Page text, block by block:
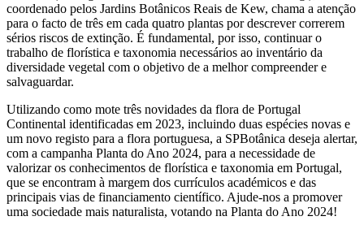
coordenado pelos Jardins Botânicos Reais de Kew, chama a atenção
para o facto de três em cada quatro plantas por descrever correrem
sérios riscos de extinção. É fundamental, por isso, continuar o
trabalho de florística e taxonomia necessários ao inventário da
diversidade vegetal com o objetivo de a melhor compreender e
salvaguardar.
Utilizando como mote três novidades da flora de Portugal
Continental identificadas em 2023, incluindo duas espécies novas e
um novo registo para a flora portuguesa, a SPBotânica deseja alertar,
com a campanha Planta do Ano 2024, para a necessidade de
valorizar os conhecimentos de florística e taxonomia em Portugal,
que se encontram à margem dos currículos académicos e das
principais vias de financiamento científico. Ajude-nos a promover
uma sociedade mais naturalista, votando na Planta do Ano 2024!